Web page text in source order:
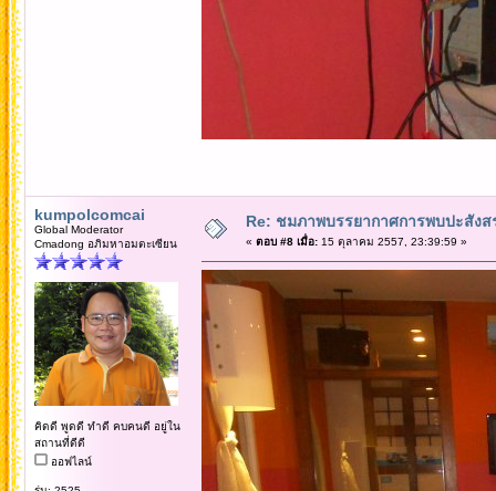
kumpolcomcai
Global Moderator
Cmadong อภิมหาอมตะเซียน
คิดดี พูดดี ทำดี คบคนดี อยู่ใน
สถานที่ดีดี
ออฟไลน์
Re: ชมภาพบรรยากาศการพบปะสัง
« ตอบ #8 เมื่อ:15 ตุลาคม 2557, 23:39:59 »